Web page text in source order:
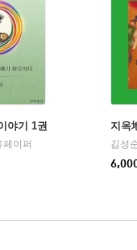
야기 1권
페이퍼
지옥
김성